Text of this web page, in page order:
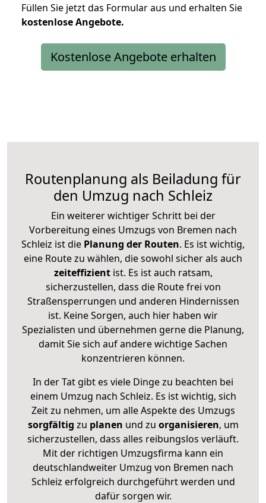
Füllen Sie jetzt das Formular aus und erhalten Sie
kostenloseAngebote.
Kostenlose Angebote erhalten
Routenplanung als Beiladung für
den Umzug nach Schleiz
Ein weiterer wichtiger Schritt bei der
Vorbereitung eines Umzugs von Bremen nach
Schleiz ist die Planung der Routen. Es ist wichtig,
eine Route zu wählen, die sowohl sicher als auch
zeiteffizientist. Es ist auch ratsam,
sicherzustellen, dass die Route frei von
Straßensperrungen und anderen Hindernissen
ist. Keine Sorgen, auch hier haben wir
Spezialisten und übernehmen gerne die Planung,
damit Sie sich auf andere wichtige Sachen
konzentrieren können.
In der Tat gibt es viele Dinge zu beachten bei
einem Umzug nach Schleiz. Es ist wichtig, sich
Zeit zu nehmen, um alle Aspekte des Umzugs
sorgfältig zu planen und zu organisieren, um
sicherzustellen, dass alles reibungslos verläuft.
Mit der richtigen Umzugsfirma kann ein
deutschlandweiter Umzug von Bremen nach
Schleiz erfolgreich durchgeführt werden und
dafür sorgen wir.